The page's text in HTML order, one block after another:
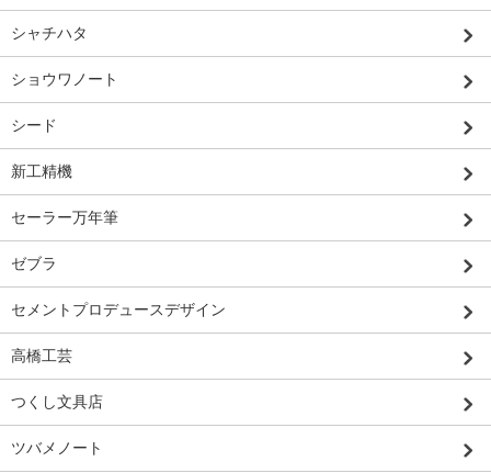
シャチハタ
ショウワノート
シード
新工精機
セーラー万年筆
ゼブラ
セメントプロデュースデザイン
高橋工芸
つくし文具店
ツバメノート